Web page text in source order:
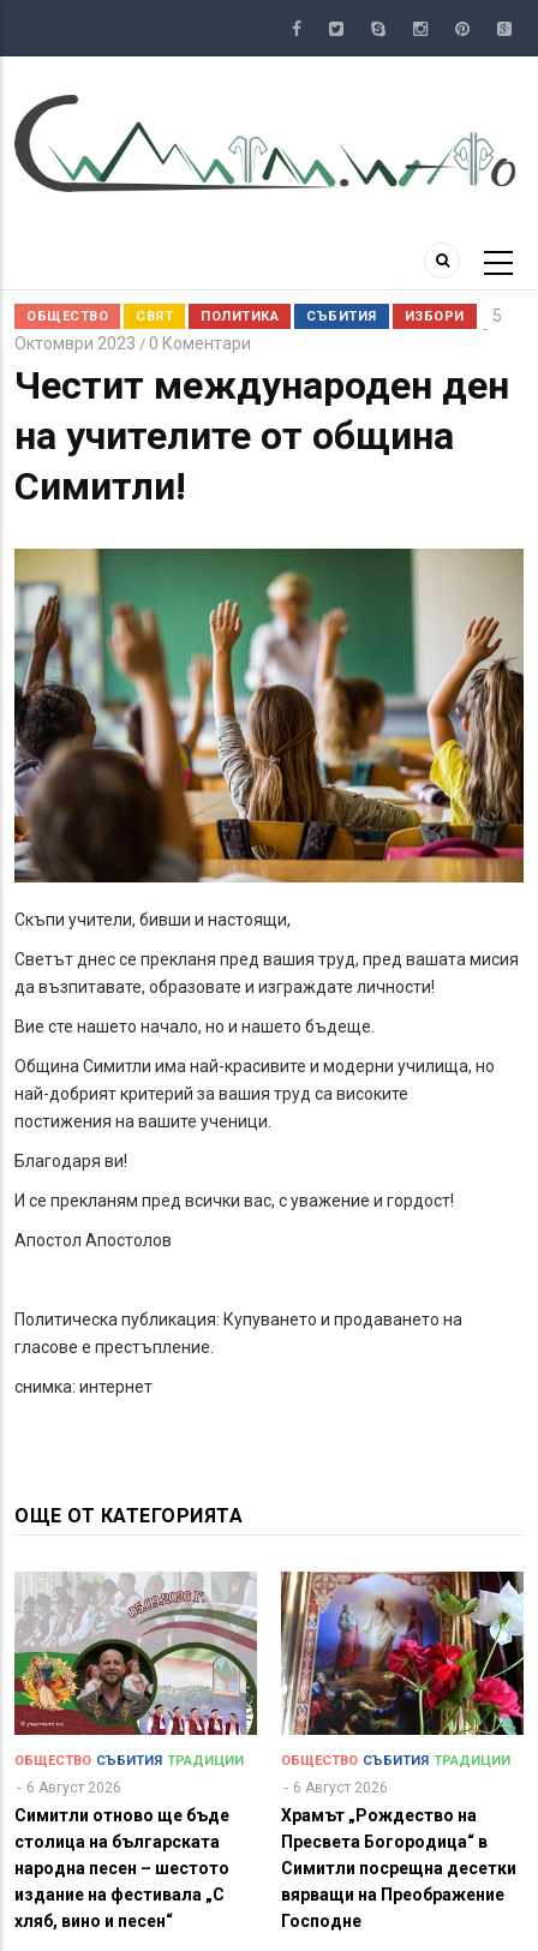
съдържание
ОБЩЕСТВО СВЯТ ПОЛИТИКА СЪБИТИЯ ИЗБОРИ
5
Октомври 2023 / 0 Коментари
Честит международен ден
на учителите от община
Симитли!
Скъпи учители, бивши и настоящи,
Светът днес се прекланя пред вашия труд, пред вашата мисия
да възпитавате, образовате и изграждате личности!
Вие сте нашето начало, но и нашето бъдеще.
Община Симитли има най-красивите и модерни училища, но
най-добрият критерий за вашия труд са високите
постижения на вашите ученици.
Благодаря ви!
И се прекланям пред всички вас, с уважение и гордост!
Апостол Апостолов
Политическа публикация: Купуването и продаването на
гласове е престъпление.
снимка: интернет
ОЩЕ ОТ КАТЕГОРИЯТА
ОБЩЕСТВО СЪБИТИЯ ТРАДИЦИИ
6 Август 2026
Симитли отново ще бъде
столица на българската
народна песен – шестото
издание на фестивала „С
хляб, вино и песен“
ОБЩЕСТВО СЪБИТИЯ ТРАДИЦИИ
6 Август 2026
Храмът „Рождество на
Пресвета Богородица“ в
Симитли посрещна десетки
вярващи на Преображение
Господне